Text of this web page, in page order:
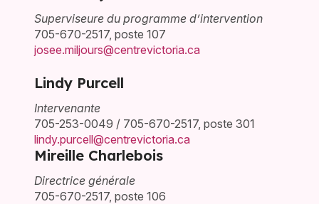
Superviseure du programme d’intervention
705-670-2517, poste 107
josee.miljours@centrevictoria.ca
Lindy Purcell
Intervenante
705-253-0049 / 705-670-2517, poste 301
lindy.purcell@centrevictoria.ca
Mireille Charlebois
Directrice générale
705-670-2517, poste 106